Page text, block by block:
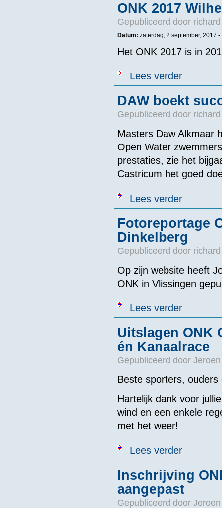
ONK 2017
Gepubliceerd door
Datum: zaterdag, 2 september, 2017 -
Het ONK 2017 is in
Lees verderover ONK
DAW boekt
Gepubliceerd door
Masters Daw Alkmaar
Open Water
prestaties, zie het
Castricum het goed
Lees verderover DAW
Fotoreportage
Dinkelberg
Gepubliceerd door
Op zijn website heeft
ONK in Vlissingen
Lees verderover
Uitslagen ONK
én Kanaalrace
Gepubliceerd door
Beste sporters, ouders
Hartelijk dank voor
wind en een enkele
met het weer!
Lees verderover
Inschrijving
aangepast
Gepubliceerd door